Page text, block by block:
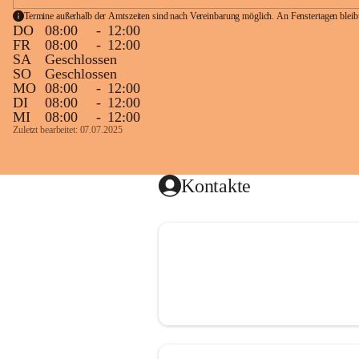
Termine außerhalb der Amtszeiten sind nach Vereinbarung möglich. An Fenstertagen
DO 08:00 - 12:00
FR
08:00 - 12:00
SA
Geschlossen
SO
Geschlossen
MO 08:00 - 12:00
DI
08:00 - 12:00
MI
08:00 - 12:00
Zuletzt bearbeitet: 07.07.2025
Kontakte